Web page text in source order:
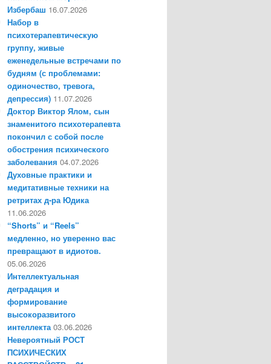
Избербаш 16.07.2026
Набор в
психотерапевтическую
группу, живые
еженедельные встречами по
будням (с проблемами:
одиночество, тревога,
депрессия) 11.07.2026
Доктор Виктор Ялом, сын
знаменитого психотерапевта
покончил с собой после
обострения психического
заболевания 04.07.2026
Духовные практики и
медитативные техники на
ретритах д-ра Юдика
11.06.2026
“Shorts” и “Reels”
медленно, но уверенно вас
превращают в идиотов.
05.06.2026
Интеллектуальная
деградация и
формирование
высокоразвитого
интеллекта 03.06.2026
Невероятный РОСТ
ПСИХИЧЕСКИХ